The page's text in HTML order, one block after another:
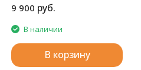
9 900 руб.
В наличии
В корзину